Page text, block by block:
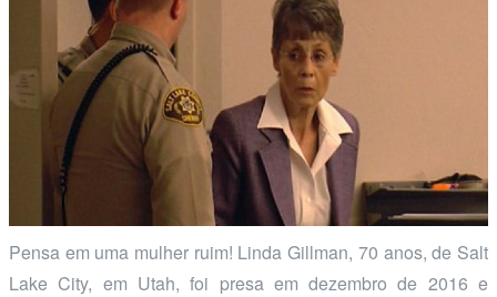
Pensa em uma mulher ruim! Linda Gillman, 70 anos, de Salt
Lake City, em Utah, foi presa em dezembro de 2016 e